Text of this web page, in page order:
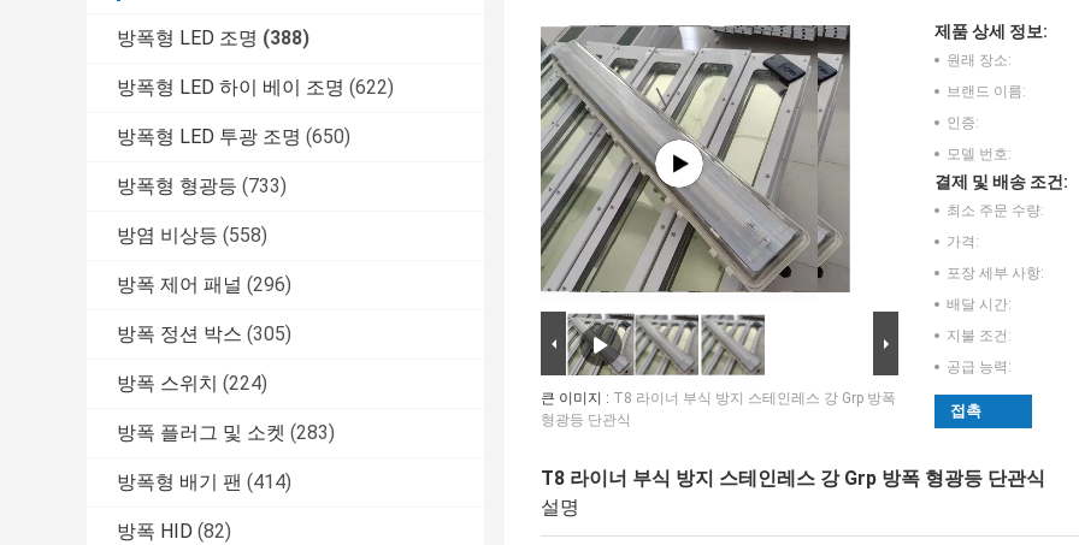
방폭형 LED 조명 (388)
방폭형 LED 하이 베이 조명 (622)
방폭형 LED 투광 조명 (650)
방폭형 형광등 (733)
방염 비상등 (558)
방폭 제어 패널 (296)
방폭 정션 박스 (305)
방폭 스위치 (224)
방폭 플러그 및 소켓 (283)
방폭형 배기 팬 (414)
방폭 HID (82)
큰 이미지 : T8 라이너 부식 방지 스테인레스 강 Grp 방폭
형광등 단관식
제품 상세 정보:
원래 장소:
브랜드 이름:
인증:
모델 번호:
결제 및 배송 조건:
최소 주문 수량:
가격:
포장 세부 사항:
배달 시간:
지불 조건:
공급 능력:
접촉
T8 라이너 부식 방지 스테인레스 강 Grp 방폭 형광등 단관식
설명